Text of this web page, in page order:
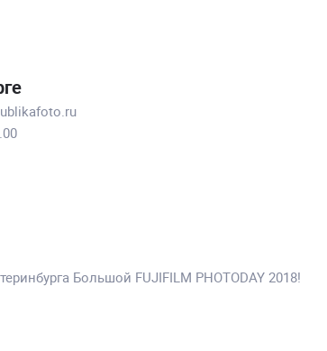
Большой FUJIFILM PHOTODAY 2018!